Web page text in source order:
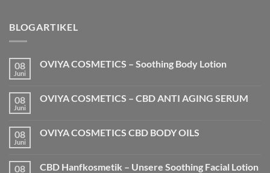
BLOGARTIKEL
08
Juni
OVIYA COSMETICS – Soothing Body Lotion
OVIYA
Body
Lotion
08
Juni
OVIYA COSMETICS – CBD ANTI AGING SERUM
OVIYA
ANTI
08
Juni
OVIYA COSMETICS CBD BODY OILS
OVIYA
08 CBD Hanfkosmetik – Unsere Soothing Facial Lotion